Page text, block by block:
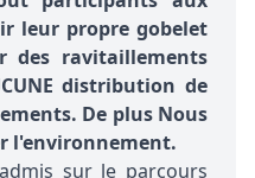
leur propre gobelet
des ravitaillements
distribution de
De plus Nous
l'environnement.
sur le parcours